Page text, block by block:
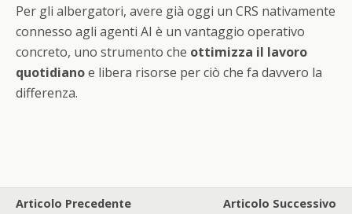
Per gli albergatori, avere già oggi un CRS nativamente
connesso agli agenti AI è un vantaggio operativo
concreto, uno strumento che ottimizza il lavoro
quotidianoe libera risorse per ciò che fa davvero la
differenza.
Articolo Precedente
Articolo Successivo